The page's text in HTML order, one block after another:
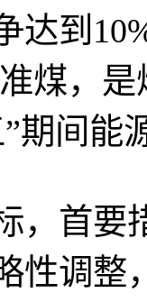
达到
煤，
期间能
首要
性调整